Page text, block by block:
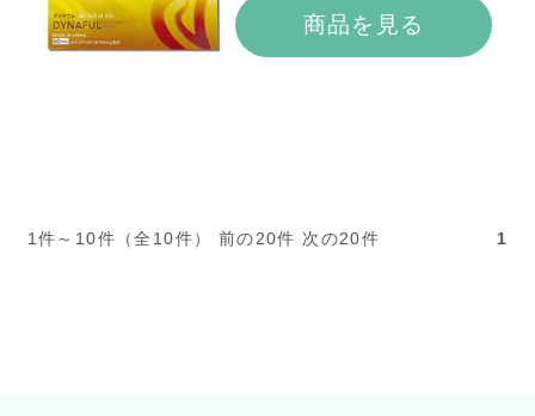
商品を見る
1件～10件（全10件） 前の20件 次の20件 1